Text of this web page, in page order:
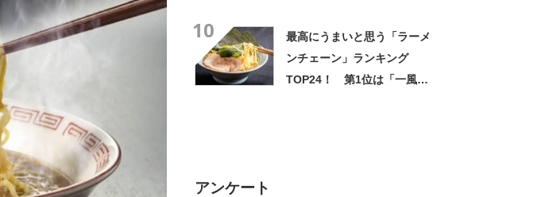
10
最高にうまいと思う「ラーメ
ンチェーン」ランキング
TOP24！ 第1位は「一風
アンケート